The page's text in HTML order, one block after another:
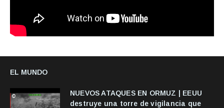
EL MUNDO
NUEVOS ATAQUES EN ORMUZ | EEUU
destruye una torre de vigilancia que